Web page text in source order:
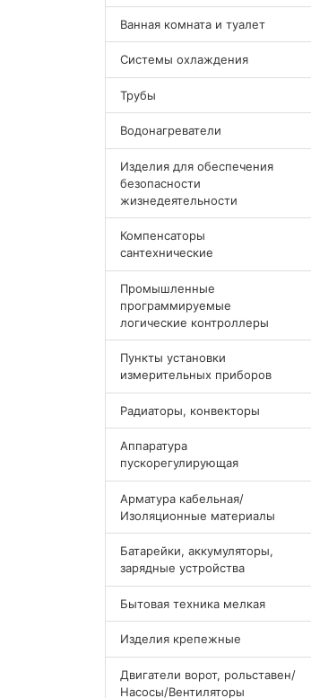
Ванная комната и туалет
Системы охлаждения
Трубы
Водонагреватели
Изделия для обеспечения
безопасности
жизнедеятельности
Компенсаторы
сантехнические
Промышленные
программируемые
логические контроллеры
Пункты установки
измерительных приборов
Радиаторы, конвекторы
Аппаратура
пускорегулирующая
Арматура кабельная/
Изоляционные материалы
Батарейки, аккумуляторы,
зарядные устройства
Бытовая техника мелкая
Изделия крепежные
Двигатели ворот, рольставен/
Насосы/Вентиляторы